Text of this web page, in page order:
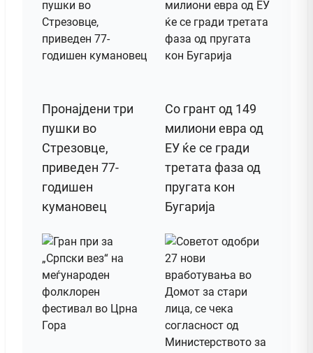
Пронајдени три
пушки во
Стрезовце,
приведен 77-
годишен
кумановец
Со грант од 149
милиони евра од
ЕУ ќе се гради
третата фаза од
пругата кон
Бугарија